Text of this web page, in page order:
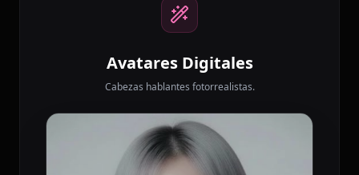
Avatares Digitales
Cabezas hablantes fotorrealistas.